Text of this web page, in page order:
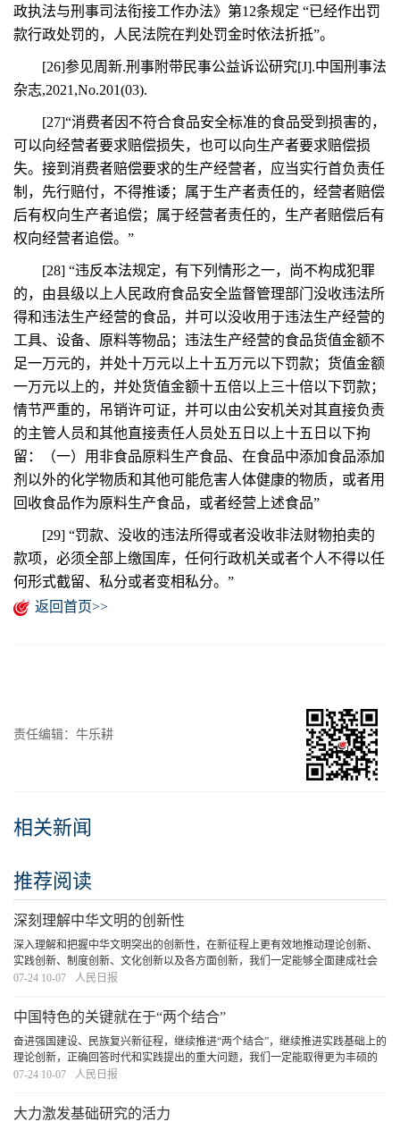
政执法与刑事司法衔接工作办法》第12条规定 “已经作出罚
款行政处罚的，人民法院在判处罚金时依法折抵”。
[26]参见周新.刑事附带民事公益诉讼研究[J].中国刑事法
杂志,2021,No.201(03).
[27]“消费者因不符合食品安全标准的食品受到损害的，
可以向经营者要求赔偿损失，也可以向生产者要求赔偿损
失。接到消费者赔偿要求的生产经营者，应当实行首负责任
制，先行赔付，不得推诿；属于生产者责任的，经营者赔偿
后有权向生产者追偿；属于经营者责任的，生产者赔偿后有
权向经营者追偿。”
[28] “违反本法规定，有下列情形之一，尚不构成犯罪
的，由县级以上人民政府食品安全监督管理部门没收违法所
得和违法生产经营的食品，并可以没收用于违法生产经营的
工具、设备、原料等物品；违法生产经营的食品货值金额不
足一万元的，并处十万元以上十五万元以下罚款；货值金额
一万元以上的，并处货值金额十五倍以上三十倍以下罚款；
情节严重的，吊销许可证，并可以由公安机关对其直接负责
的主管人员和其他直接责任人员处五日以上十五日以下拘
留：（一）用非食品原料生产食品、在食品中添加食品添加
剂以外的化学物质和其他可能危害人体健康的物质，或者用
回收食品作为原料生产食品，或者经营上述食品”
[29] “罚款、没收的违法所得或者没收非法财物拍卖的
款项，必须全部上缴国库，任何行政机关或者个人不得以任
何形式截留、私分或者变相私分。”
返回首页>>
责任编辑：牛乐耕
相关新闻
推荐阅读
深刻理解中华文明的创新性
深入理解和把握中华文明突出的创新性，在新征程上更有效地推动理论创新、
实践创新、制度创新、文化创新以及各方面创新，我们一定能够全面建成社会
主义现代化强国、推动中华文明重焕荣光。
07-24 10-07 人民日报
中国特色的关键就在于“两个结合”
奋进强国建设、民族复兴新征程，继续推进“两个结合”，继续推进实践基础上的
理论创新，正确回答时代和实践提出的重大问题，我们一定能取得更为丰硕的
理论创新成果，推动党和国家事业不断从胜利走向胜利。
07-24 10-07 人民日报
大力激发基础研究的活力